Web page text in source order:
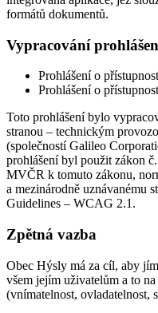
formátů dokumentů.
Vypracování
Prohlášení o
Prohlášení o
Toto prohlášení bylo
stranou – technickým
(společností Galileo
prohlášení byl použit zákon
MVČR k tomuto zákonu,
a mezinárodně uznávanému
Guidelines – WCAG 2.1.
Zpětná vazba
Obec Hýsly má za cíl, aby
všem jejím uživatelům a to
(vnímatelnost, ovladatelnost,